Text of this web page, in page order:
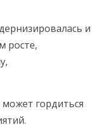
и
росте,
гордиться